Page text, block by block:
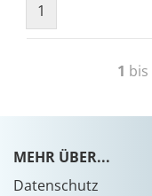
1
1 bis
MEHR ÜBER...
Datenschutz